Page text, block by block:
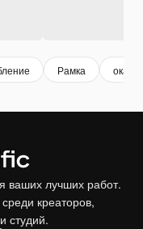
Рамка
ваших лучших работ.
креаторов,
студий.